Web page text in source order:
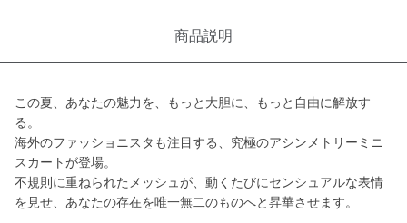
商品説明
この夏、あなたの魅力を、もっと大胆に、もっと自由に解放す
る。
海外のファッショニスタも注目する、究極のアシンメトリーミニ
スカートが登場。
不規則に重ねられたメッシュが、動くたびにセンシュアルな表情
を見せ、あなたの存在を唯一無二のものへと昇華させます。